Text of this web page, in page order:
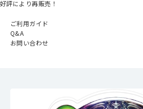
好評により再販売！
ご利用ガイド
Q&A
お問い合わせ